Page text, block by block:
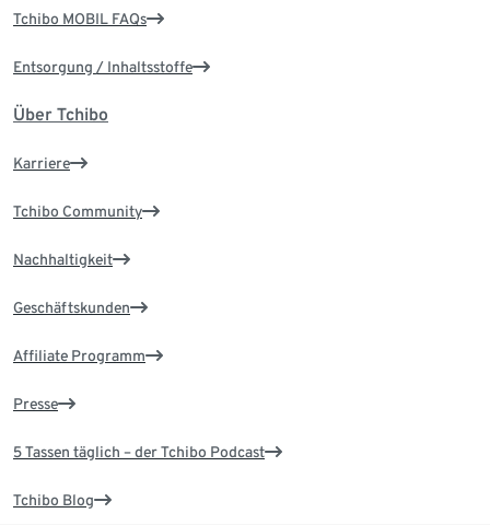
Tchibo MOBIL FAQs
Entsorgung / Inhaltsstoffe
Über Tchibo
Karriere
Tchibo Community
Nachhaltigkeit
Geschäftskunden
Affiliate Programm
Presse
5 Tassen täglich – der Tchibo Podcast
Tchibo Blog